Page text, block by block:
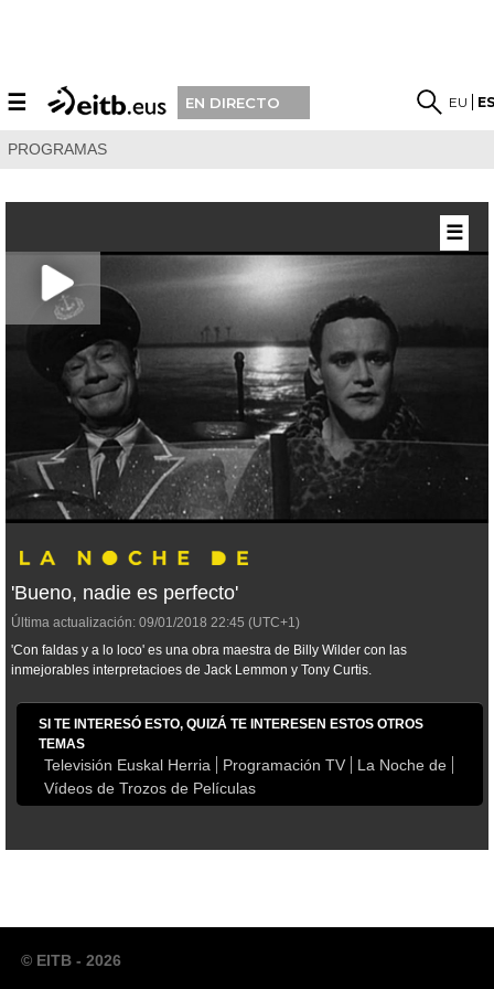
☰ EN DIRECTO EU
PROGRAMAS
'Bueno, nadie es perfecto'
Última actualización: 09/01/2018 22:45 (UTC+1)
'Con faldas y a lo loco' es una obra maestra de Billy Wilder con las
inmejorables interpretacioes de Jack Lemmon y Tony Curtis.
SI TE INTERESÓ ESTO, QUIZÁ TE INTERESEN ESTOS OTROS
TEMAS
Televisión Euskal Herria Programación TV
La Noche de
Vídeos de Trozos de Películas
☰
© EITB - 2026